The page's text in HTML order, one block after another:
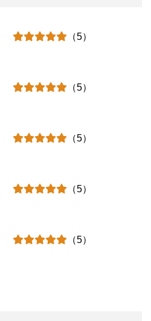
（5）
（5）
（5）
（5）
（5）